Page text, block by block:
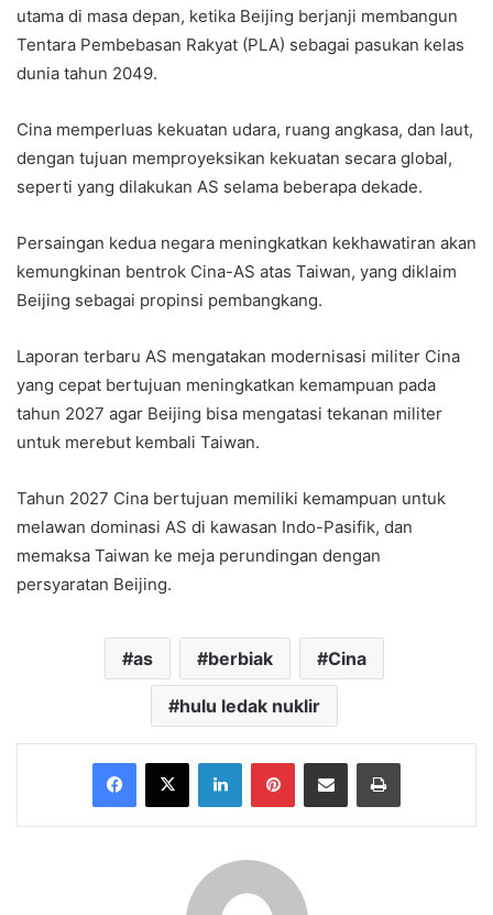
utama di masa depan, ketika Beijing berjanji membangun
Tentara Pembebasan Rakyat (PLA) sebagai pasukan kelas
dunia tahun 2049.
Cina memperluas kekuatan udara, ruang angkasa, dan laut,
dengan tujuan memproyeksikan kekuatan secara global,
seperti yang dilakukan AS selama beberapa dekade.
Persaingan kedua negara meningkatkan kekhawatiran akan
kemungkinan bentrok Cina-AS atas Taiwan, yang diklaim
Beijing sebagai propinsi pembangkang.
Laporan terbaru AS mengatakan modernisasi militer Cina
yang cepat bertujuan meningkatkan kemampuan pada
tahun 2027 agar Beijing bisa mengatasi tekanan militer
untuk merebut kembali Taiwan.
Tahun 2027 Cina bertujuan memiliki kemampuan untuk
melawan dominasi AS di kawasan Indo-Pasifik, dan
memaksa Taiwan ke meja perundingan dengan
persyaratan Beijing.
as berbiak Cina
hulu ledak nuklir
Facebook
X LinkedInPinterestShare via Email Print